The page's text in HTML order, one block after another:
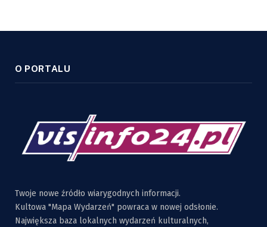
O PORTALU
Twoje nowe źródło wiarygodnych informacji.
Kultowa "Mapa Wydarzeń" powraca w nowej odsłonie.
Największa baza lokalnych wydarzeń kulturalnych,